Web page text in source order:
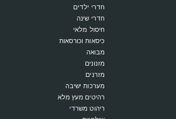
חדרי ילדים
חדרי שינה
חיסול מלאי
כיסאות וכורסאות
מבואה
מזנונים
מזרנים
מערכות ישיבה
רהיטים מעץ מלא
ריהוט משרדי